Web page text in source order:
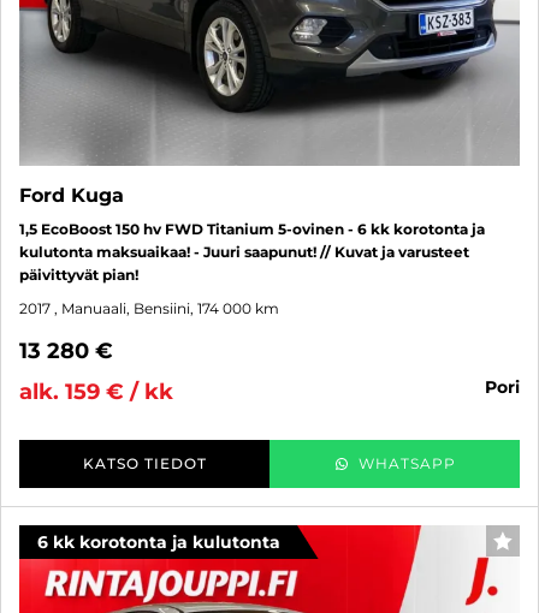
Ford Kuga
1,5 EcoBoost 150 hv FWD Titanium 5-ovinen - 6 kk korotonta ja
kulutonta maksuaikaa! - Juuri saapunut! // Kuvat ja varusteet
päivittyvät pian!
2017 , Manuaali, Bensiini, 174 000 km
13 280 €
alk. 159 € / kk
pori
KATSO TIEDOT WHATSAPP
6 kk korotonta ja kulutonta